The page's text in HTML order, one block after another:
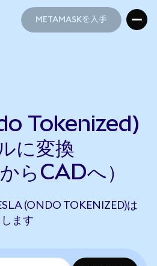
METAMASKを入手
Tokenized)
に変換
らCADへ）
(ONDO TOKENIZED)は
ます